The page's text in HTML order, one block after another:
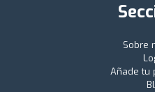
Sobre
Añade tu